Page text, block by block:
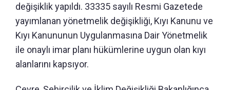
değişiklik yapıldı. 33335 sayılı Resmi Gazetede
yayımlanan yönetmelik değişikliği, Kıyı Kanunu ve
Kıyı Kanununun Uygulanmasına Dair Yönetmelik
ile onaylı imar planı hükümlerine uygun olan kıyı
alanlarını kapsıyor.